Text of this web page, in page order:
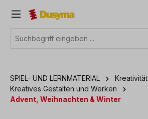
springen
SPIEL- UND LERNMATERIAL
Kreativität
Kreatives Gestalten und Werken
Advent, Weihnachten & Winter